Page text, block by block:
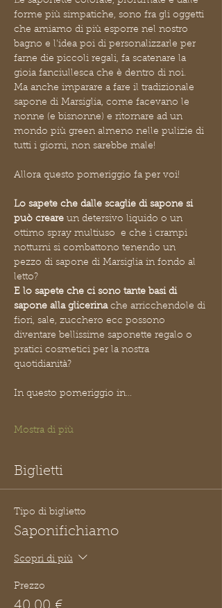
forme più simpatiche, sono fra gli oggetti
che amiamo di più esporre nel nostro
bagno e l'idea poi di personalizzarle per
farne die piccoli regali, fa scatenare la
gioia fanciullesca che è dentro di noi.
Ma anche imparare a fare il tradizionale
sapone di Marsiglia, come facevano le
nonne (e bisnonne) e ritornare ad un
mondo più green almeno nelle pulizie di
tutti i giorni, non sarebbe male!
Allora questo pomeriggio fa per voi!
Lo sapete che dalle scaglie di sapone si
può creare un detersivo liquido o un
ottimo spray multiuso  e che i crampi
notturni si combattono tenendo un
pezzo di sapone di Marsiglia in fondo al
letto?
E lo sapete che ci sono tante basi di
sapone alla glicerina che arricchendole di
fiori, sale, zucchero ecc possono
diventare bellissime saponette regalo o
pratici cosmetici per la nostra
quotidianità?
In questo pomeriggio in…
Mostra di più
Biglietti
Tipo di biglietto
Saponifichiamo
Scopri di più
Prezzo